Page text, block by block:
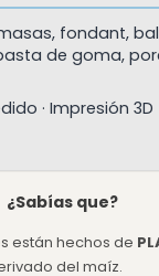
fondant,
de goma,
· Impresión 3D
¿Sabías que?
están hechos de
del maíz.